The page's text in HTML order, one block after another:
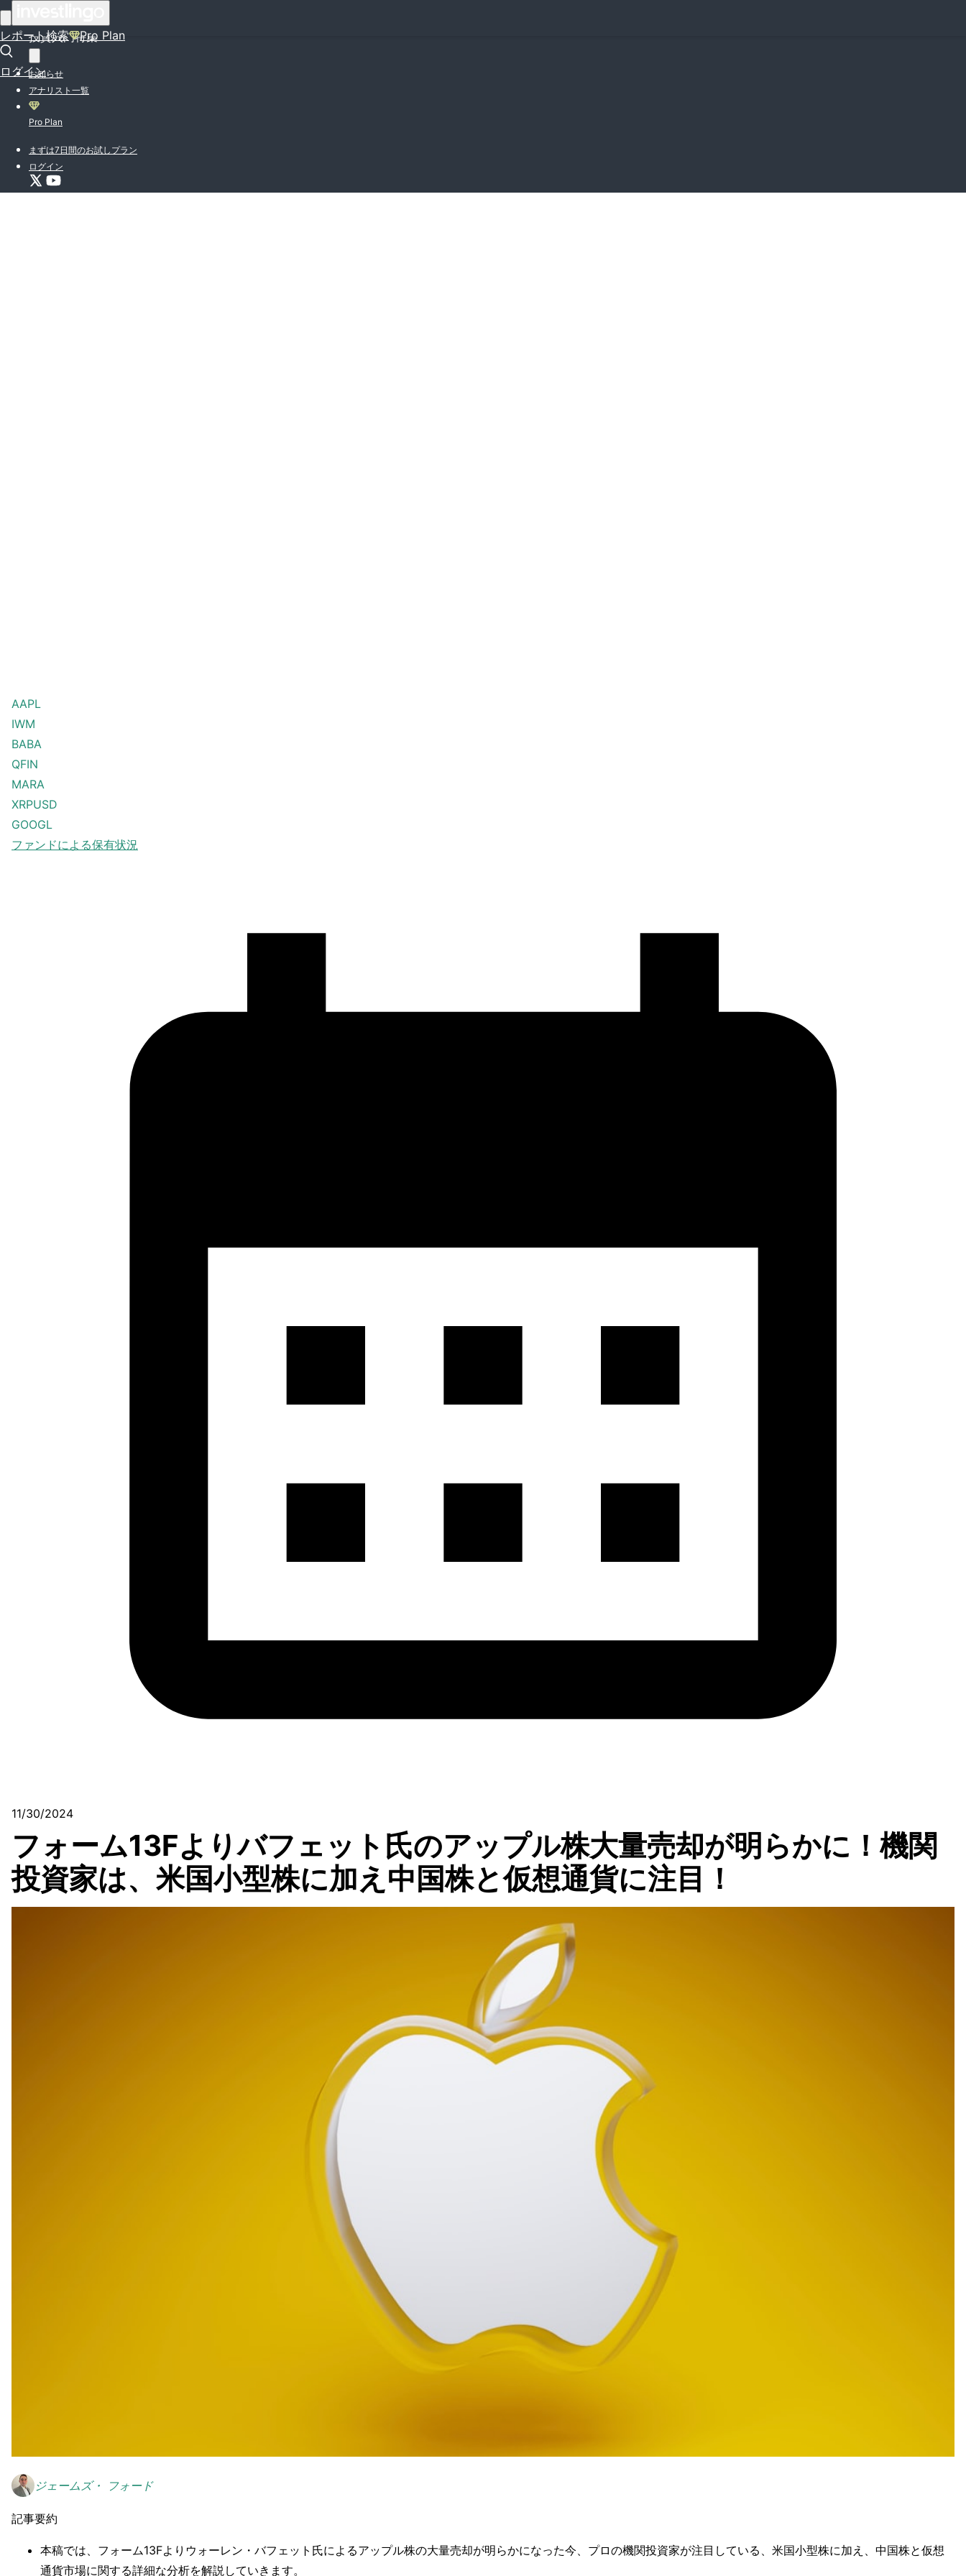
レポート検索 Pro Plan
ログイン
投資入門特集
お知らせ
アナリスト一覧
Pro Plan
まずは7日間のお試しプラン
ログイン
AAPL
IWM
BABA
QFIN
MARA
XRPUSD
GOOGL
ファンドによる保有状況
11/30/2024
フォーム13Fよりバフェット氏のアップル株大量売却が明らかに！機関
投資家は、米国小型株に加え中国株と仮想通貨に注目！
ジェームズ・ フォード
記事要約
本稿では、フォーム13Fよりウォーレン・バフェット氏によるアップル株の大量売却が明らかになった今、プロの機関投資家が注目している、米国小型株に加え、中国株と仮想
通貨市場に関する詳細な分析を解説していきます。